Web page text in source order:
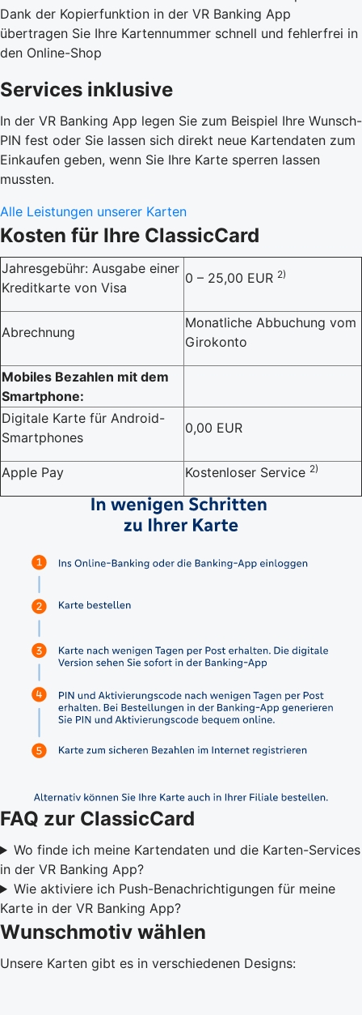
Dank der Kopierfunktion in der VR Banking App
übertragen Sie Ihre Kartennummer schnell und fehlerfrei in
den Online-Shop
Services inklusive
In der VR Banking App legen Sie zum Beispiel Ihre Wunsch-
PIN fest oder Sie lassen sich direkt neue Kartendaten zum
Einkaufen geben, wenn Sie Ihre Karte sperren lassen
mussten.
Alle Leistungen unserer Karten
Kosten für Ihre ClassicCard
Jahresgebühr: Ausgabe einer
Kreditkarte von Visa
0 – 25,00 EUR 2)
Abrechnung
Monatliche Abbuchung vom
Girokonto
Mobiles Bezahlen mit dem
Smartphone:
Digitale Karte für Android-
Smartphones
0,00 EUR
Apple Pay Kostenloser Service 2)
FAQ zur ClassicCard
Wo finde ich meine Kartendaten und die Karten-Services
in der VR Banking App?
Wie aktiviere ich Push-Benachrichtigungen für meine
Karte in der VR Banking App?
Wunschmotiv wählen
Unsere Karten gibt es in verschiedenen Designs: